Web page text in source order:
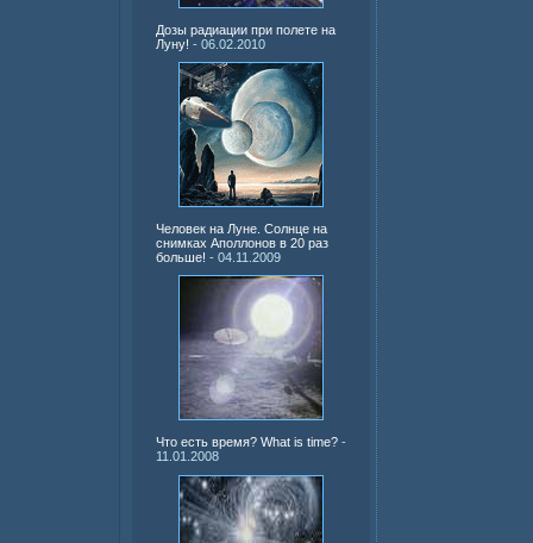
Дозы радиации при полете на
Луну! - 06.02.2010
Человек на Луне. Солнце на
снимках Аполлонов в 20 раз
больше! - 04.11.2009
Что есть время? What is time? -
11.01.2008